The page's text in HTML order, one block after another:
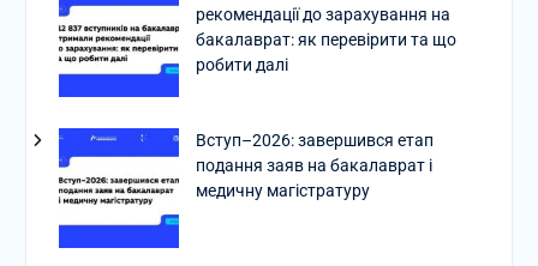
рекомендації до зарахування на
бакалаврат: як перевірити та що
робити далі
Вступ–2026: завершився етап
подання заяв на бакалаврат і
медичну магістратуру